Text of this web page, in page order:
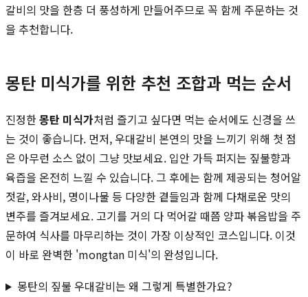
갈비의 맛을 한층 더 풍성하게 만들어주므로 꼭 함께 주문하는 것
을 추천합니다.
몽탄 미식가를 위한 추천 조합과 먹는 순서
진정한몽탄 미식가처럼 즐기고 싶다면 먹는 순서에도 신경을 쓰
는 것이 좋습니다. 먼저, 우대갈비 본연의 맛을 느끼기 위해 첫 점
은 아무런 소스 없이 그냥 맛보세요. 입안 가득 퍼지는 짚불향과
육즙을 온전히 느낄 수 있습니다. 그 후에는 함께 제공되는 청어알
젓갈, 와사비, 명이나물 등 다양한 곁들임과 함께 다채로운 맛의
변주를 즐겨보세요. 고기를 거의 다 먹어갈 때쯤 양파 볶음밥을 주
문하여 식사를 마무리하는 것이 가장 이상적인 코스입니다. 이것
이 바로 완벽한 'mongtan 미식'의 완성입니다.
몽탄의 짚불 우대갈비는 왜 그렇게 특별한가요?